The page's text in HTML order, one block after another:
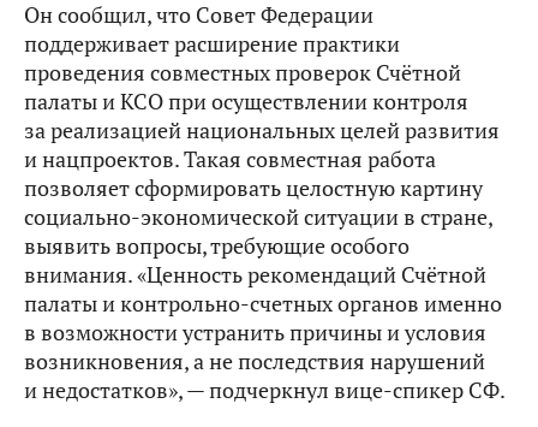
Он сообщил, что Совет Федерации
поддерживает расширение практики
проведения совместных проверок Счётной
палаты и КСО при осуществлении контроля
за реализацией национальных целей развития
и нацпроектов. Такая совместная работа
позволяет сформировать целостную картину
социально-экономической ситуации в стране,
выявить вопросы, требующие особого
внимания. «Ценность рекомендаций Счётной
палаты и контрольно-счетных органов именно
в возможности устранить причины и условия
возникновения, а не последствия нарушений
и недостатков», — подчеркнул вице-спикер СФ.